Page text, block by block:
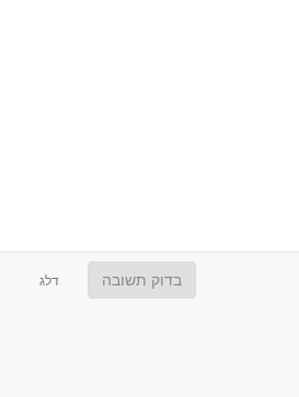
בדוק תשובה דלג